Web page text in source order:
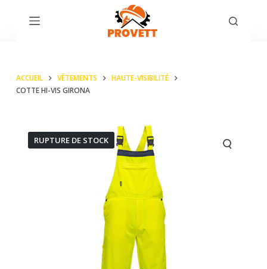
eACCUEIL VÊTEMENTS
HAUTE-VISIBILITÉ
COTTE HI-VIS GIRONA
RUPTURE DE STOCK